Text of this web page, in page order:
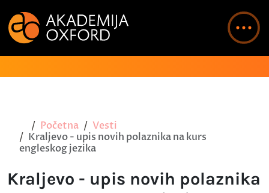
Početna
Vesti
Kraljevo - upis novih polaznika na kurs
engleskog jezika
Kraljevo - upis novih polaznika